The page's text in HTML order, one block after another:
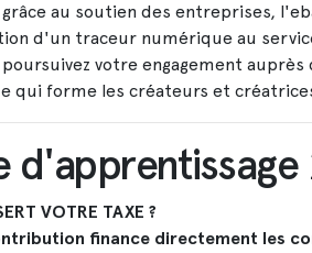
grâce au soutien des entreprises,
d'un traceur numérique au
poursuivez votre engagement
qui forme les créateurs et
d'apprentissage
VOTRE TAXE ?
finance directement les